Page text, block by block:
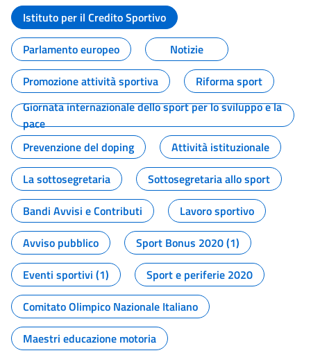
Istituto per il Credito Sportivo
Parlamento europeo
Notizie
Promozione attività sportiva
Riforma sport
Giornata internazionale dello sport per lo sviluppo e la
pace
Prevenzione del doping
Attività istituzionale
La sottosegretaria
Sottosegretaria allo sport
Bandi Avvisi e Contributi
Lavoro sportivo
Avviso pubblico
Sport Bonus 2020 (1)
Eventi sportivi (1)
Sport e periferie 2020
Comitato Olimpico Nazionale Italiano
Maestri educazione motoria